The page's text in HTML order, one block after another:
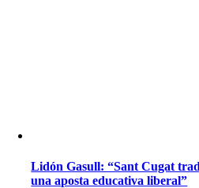
Lidón Gasull: “Sant Cugat
una aposta educativa liberal”